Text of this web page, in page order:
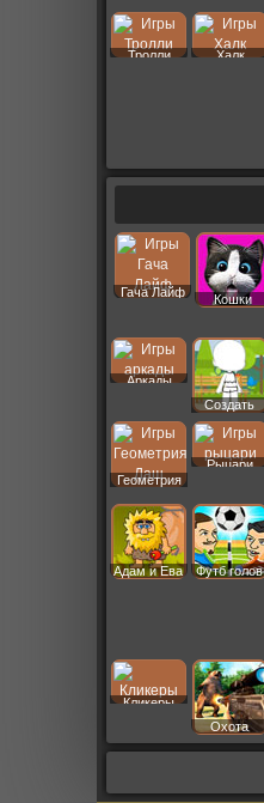
Тролли
Халк
Гача Лайф
Кошки
Аркады
Создать
Пер
Геометрия
Рыцари
Адам и Ева Футб голов
Кликеры
Охота